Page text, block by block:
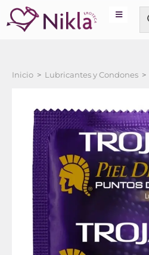
Inicio > Lubricantes y Condones >